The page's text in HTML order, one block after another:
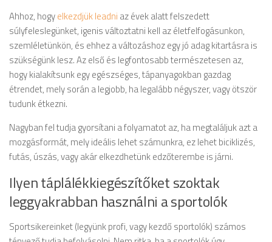
Ahhoz, hogyelkezdjük leadni az évek alatt felszedett
súlyfeleslegünket, igenis változtatni kell az életfelfogásunkon,
szemléletünkön, és ehhez a változáshoz egy jó adag kitartásra is
szükségünk lesz. Az első és legfontosabb természetesen az,
hogy kialakítsunk egy egészséges, tápanyagokban gazdag
étrendet, mely során a legjobb, ha legalább négyszer, vagy ötször
tudunk étkezni.
Nagyban fel tudja gyorsítani a folyamatot az, ha megtaláljuk azt a
mozgásformát, mely ideális lehet számunkra, ez lehet biciklizés,
futás, úszás, vagy akár elkezdhetünk edzőterembe is járni.
Ilyen táplálékkiegészítőket szoktak
leggyakrabban használni a sportolók
Sportsikereinket (legyünk profi, vagy kezdő sportolók) számos